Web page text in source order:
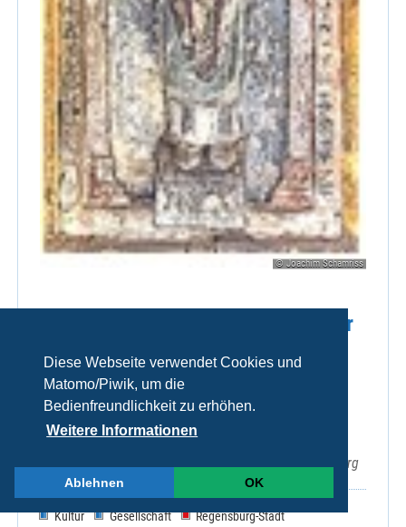
Diese Webseite verwendet Cookies und
Matomo/Piwik, um die
Bedienfreundlichkeit zu erhöhen.
Weitere Informationen
Ablehnen OK
© Joachim Schamriss
Führungen durch die Schatzkammer
und die östlichen Krypten
(Emmerams-(Ring-)) und
Ramwoldkrypta.
Sa 08.08.2026, 15:00 Uhr
EmmeramForum, Emmeramsplatz 3, 93047 Regensburg
Kultur Gesellschaft Regensburg-Stadt